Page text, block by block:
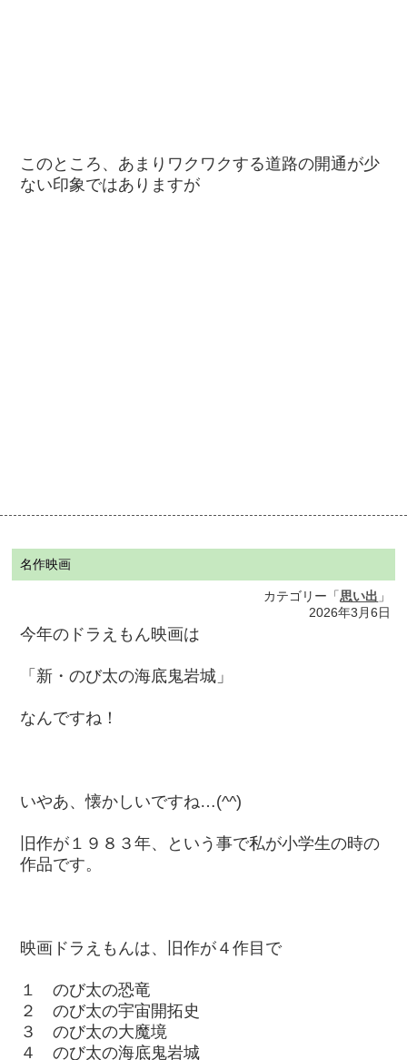
このところ、あまりワクワクする道路の開通が少
ない印象ではありますが
名作映画
カテゴリー「思い出 」
2026年3月6日
今年のドラえもん映画は
「新・のび太の海底鬼岩城」
なんですね！
いやあ、懐かしいですね…(^^)
旧作が１９８３年、という事で私が小学生の時の
作品です。
映画ドラえもんは、旧作が４作目で
１ のび太の恐竜
２ のび太の宇宙開拓史
３ のび太の大魔境
４ のび太の海底鬼岩城